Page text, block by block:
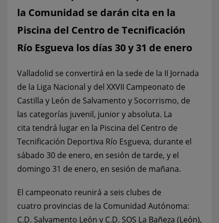
la Comunidad se darán cita en la
Piscina del Centro de Tecnificación
Río Esgueva los días 30 y 31 de enero
Valladolid se convertirá en la sede de la II Jornada
de la Liga Nacional y del XXVII Campeonato de
Castilla y León de Salvamento y Socorrismo, de
las categorías juvenil, junior y absoluta. La
cita tendrá lugar en la Piscina del Centro de
Tecnificación Deportiva Río Esgueva, durante el
sábado 30 de enero, en sesión de tarde, y el
domingo 31 de enero, en sesión de mañana.
El campeonato reunirá a seis clubes de
cuatro provincias de la Comunidad Autónoma:
C.D. Salvamento León y C.D. SOS La Bañeza (León),